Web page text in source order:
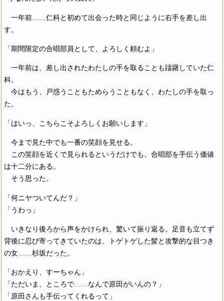
一年前……仁科と初めて出会った時と同じように右手を差し出
す。
「期間限定の合唱部員として、よろしく頼むよ」
一年前は、差し出されたわたしの手を取ることも躊躇していた仁
科。
今はもう、戸惑うこともためらうこともなく、わたしの手を取っ
た。
「はいっ、こちらこそよろしくお願いします」
今まで見た中でも一番の笑顔を見せる。
この笑顔を近くで見られるというだけでも、合唱部を手伝う価値
は十二分にある。
そう思った。
「何ニヤついてんだ？」
「うわっ」
いきなり後ろから声をかけられ、驚いて振り返る。足音も立てず
背後に忍び寄ってきていたのは、トゲトゲした髪と攻撃的な目つき
の女……杉坂だった。
「おかえり、すーちゃん」
「ただいま。ところで……なんで原田がいんの？」
「原田さんも手伝ってくれるって」